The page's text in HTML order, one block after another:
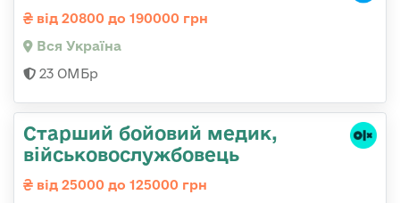
від 20800 до 190000 грн
Вся Україна
23 ОМБр
Старший бойовий медик,
військовослужбовець
від 25000 до 125000 грн